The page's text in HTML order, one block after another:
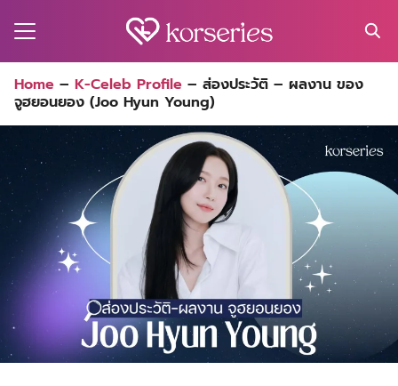
for:
Home – K-Celeb Profile – ส่องประวัติ – ผลงาน ของ
จูฮยอนยอง (Joo Hyun Young)